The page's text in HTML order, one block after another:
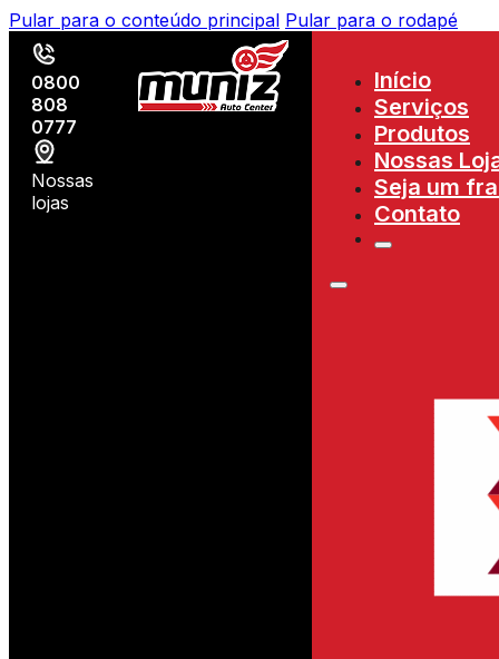
Pular para o conteúdo principal Pular para o rodapé
0800
808
0777
Nossas
lojas
Início
Serviços
Produtos
Nossas
Seja um
Contato